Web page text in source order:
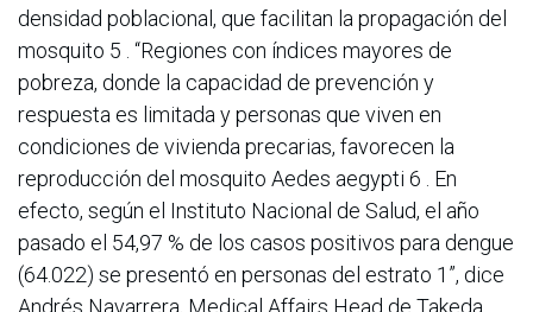
densidad poblacional, que facilitan la propagación del
mosquito 5 . “Regiones con índices mayores de
pobreza, donde la capacidad de prevención y
respuesta es limitada y personas que viven en
condiciones de vivienda precarias, favorecen la
reproducción del mosquito Aedes aegypti 6 . En
efecto, según el Instituto Nacional de Salud, el año
pasado el 54,97 % de los casos positivos para dengue
(64.022) se presentó en personas del estrato 1”, dice
Andrés Navarrera, Medical Affairs Head de Takeda